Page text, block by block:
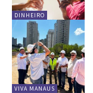
DINHEIRO
VIVA MANAUS